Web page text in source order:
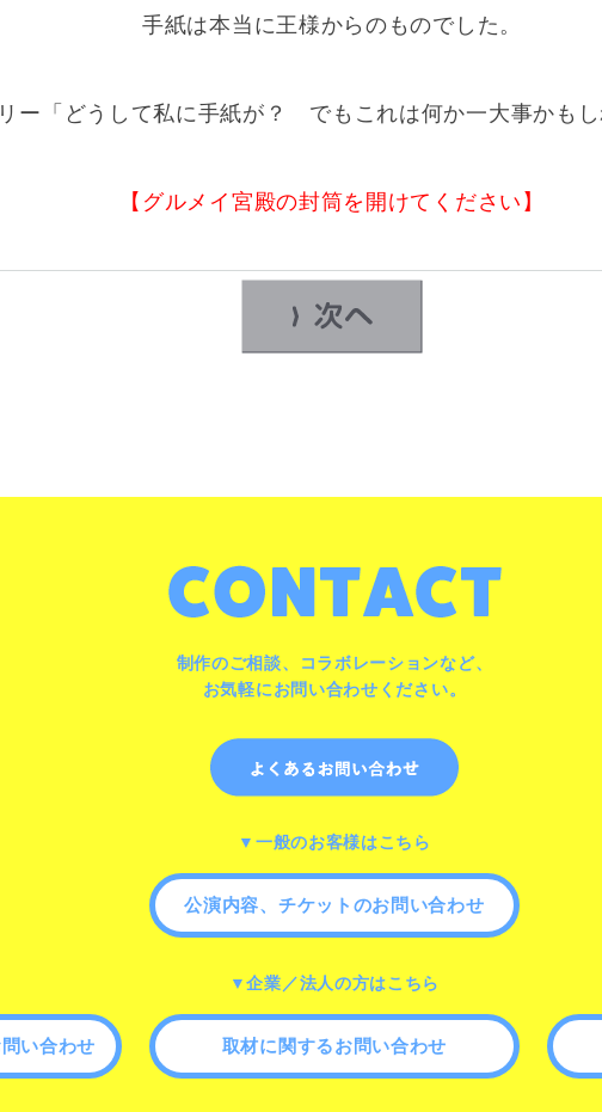
手紙は本当に王様からのものでした。
ー「どうして私に手紙が？ でもこれは何か一大事かも
【グルメイ宮殿の封筒を開けてください】
制作のご相談、コラボレーションなど、
お気軽にお問い合わせください。
▼一般のお客様はこちら
公演内容、チケットのお問い合わせ
▼企業／法人の方はこちら
い合わせ 取材に関するお問い合わせ